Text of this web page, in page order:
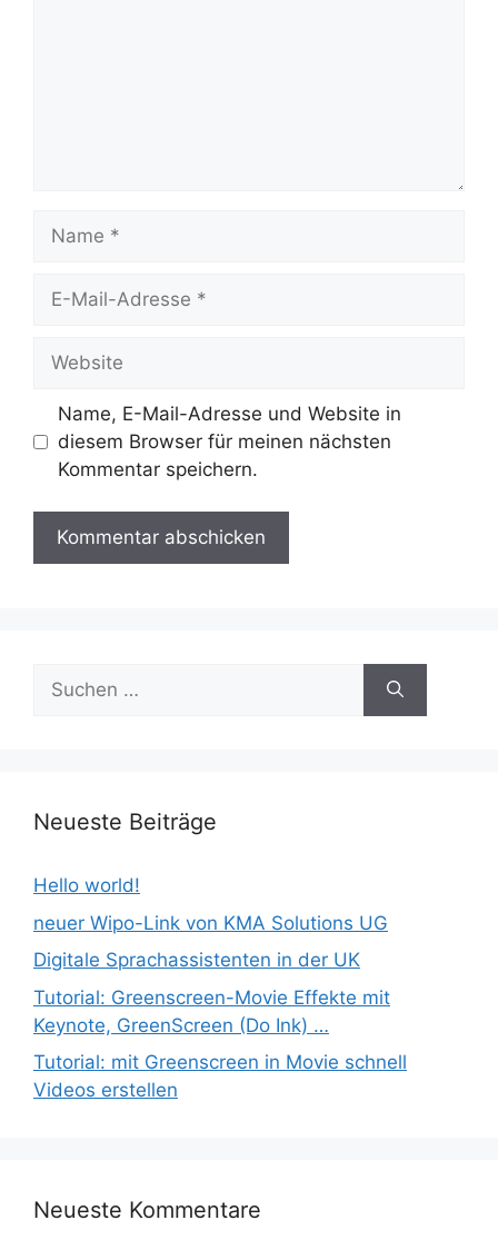
Mail-
Name, E-Mail-Adresse und Website in
diesem Browser für meinen nächsten
Kommentar speichern.
Suchen
nach:
Neueste Beiträge
Hello world!
neuer Wipo-Link von KMA Solutions UG
Digitale Sprachassistenten in der UK
Tutorial: Greenscreen-Movie Effekte mit
Keynote, GreenScreen (Do Ink) …
Tutorial: mit Greenscreen in Movie schnell
Videos erstellen
Neueste Kommentare